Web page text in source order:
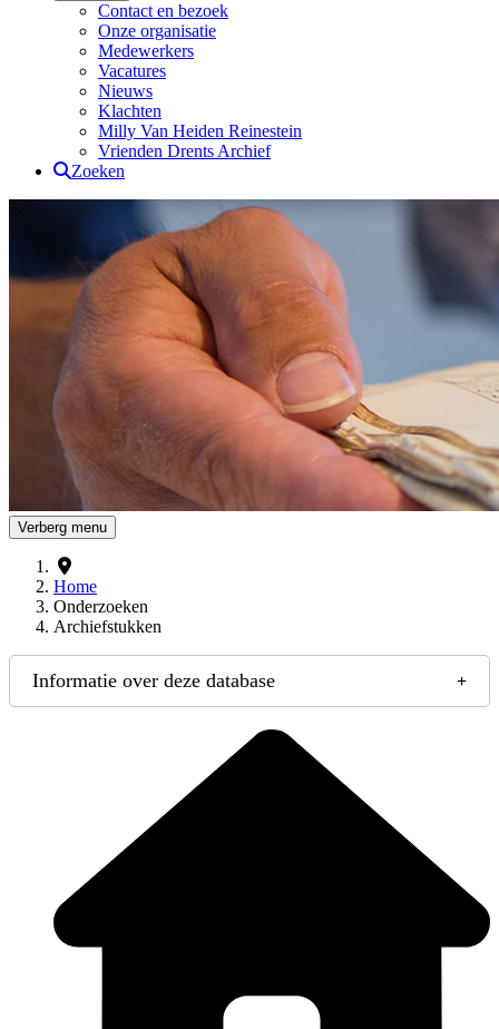
Contact en bezoek
Onze organisatie
Medewerkers
Vacatures
Nieuws
Klachten
Milly Van Heiden Reinestein
Vrienden Drents Archief
Zoeken
Drents Archief
Verberg menu
Home
Onderzoeken
Archiefstukken
Informatie over deze database